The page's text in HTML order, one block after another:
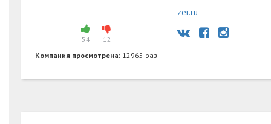
54
12
Компания просмотрена: 12965 раз
zer.ru